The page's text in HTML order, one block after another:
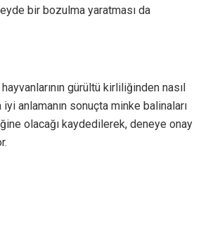
bir bozulma yaratması da
gürültü kirliliğinden nasıl
anlamanın sonuçta minke balinaları
olacağı kaydedilerek, deneye onay